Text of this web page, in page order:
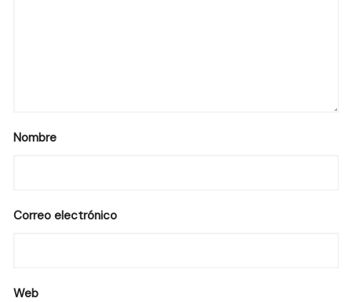
Nombre
Correo electrónico
Web